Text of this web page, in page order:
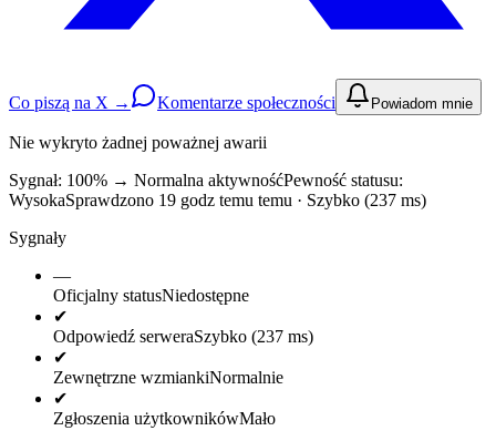
Co piszą na X → Komentarze społeczności Powiadom mnie
Nie wykryto żadnej poważnej awarii
Sygnał: 100% → Normalna aktywnośćPewność statusu:
WysokaSprawdzono 19 godz temu temu · Szybko (237 ms)
Sygnały
—
Oficjalny statusNiedostępne
✔
Odpowiedź serweraSzybko (237 ms)
✔
Zewnętrzne wzmiankiNormalnie
✔
Zgłoszenia użytkownikówMało